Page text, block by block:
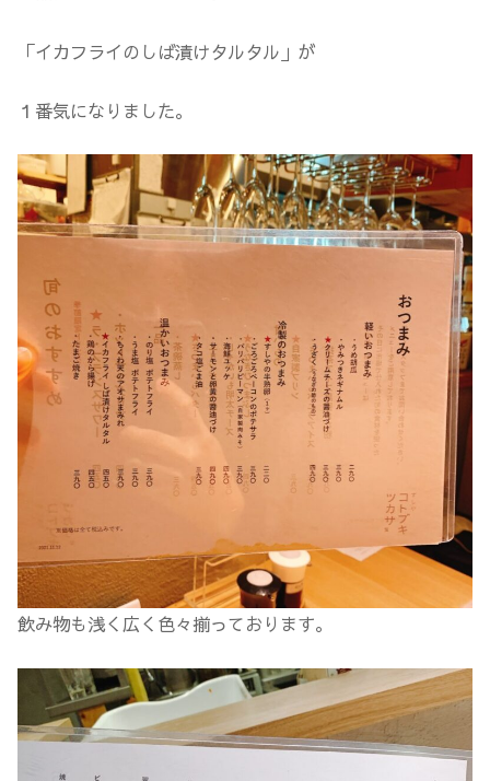
「イカフライのしば漬けタルタル」が
１番気になりました。
飲み物も浅く広く色々揃っております。